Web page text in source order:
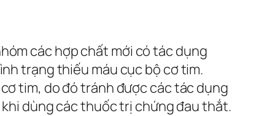
các hợp chất mới có tác dụng
trạng thiếu máu cục bộ cơ tim.
tim, do đó tránh được các tác dụng
dùng các thuốc trị chứng đau thắt.